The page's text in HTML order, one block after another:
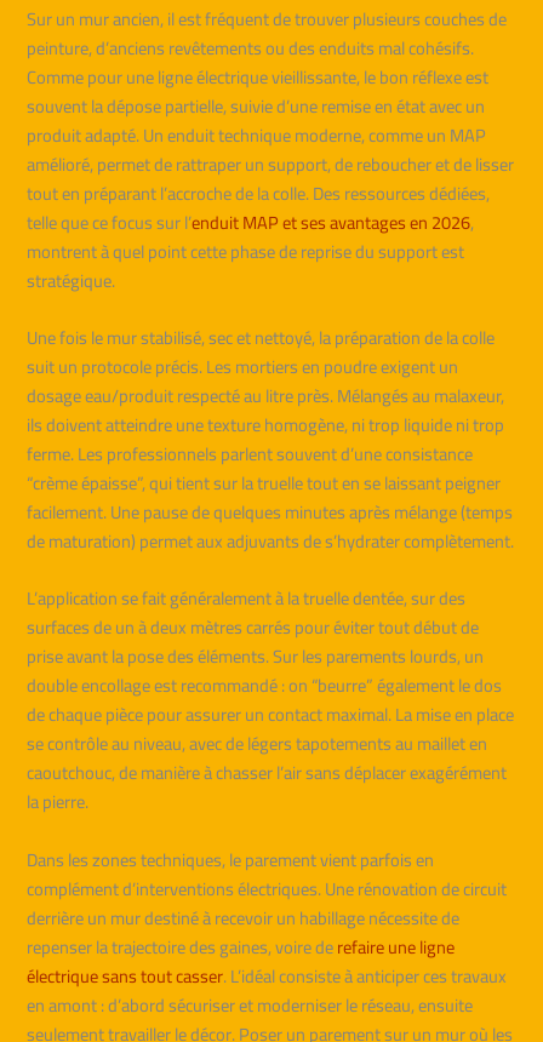
Sur un mur ancien, il est fréquent de trouver plusieurs couches de
peinture, d’anciens revêtements ou des enduits mal cohésifs.
Comme pour une ligne électrique vieillissante, le bon réflexe est
souvent la dépose partielle, suivie d’une remise en état avec un
produit adapté. Un enduit technique moderne, comme un MAP
amélioré, permet de rattraper un support, de reboucher et de lisser
tout en préparant l’accroche de la colle. Des ressources dédiées,
telle que ce focus sur l’enduit MAP et ses avantages en 2026,
montrent à quel point cette phase de reprise du support est
stratégique.
Une fois le mur stabilisé, sec et nettoyé, la préparation de la colle
suit un protocole précis. Les mortiers en poudre exigent un
dosage eau/produit respecté au litre près. Mélangés au malaxeur,
ils doivent atteindre une texture homogène, ni trop liquide ni trop
ferme. Les professionnels parlent souvent d’une consistance
“crème épaisse”, qui tient sur la truelle tout en se laissant peigner
facilement. Une pause de quelques minutes après mélange (temps
de maturation) permet aux adjuvants de s’hydrater complètement.
L’application se fait généralement à la truelle dentée, sur des
surfaces de un à deux mètres carrés pour éviter tout début de
prise avant la pose des éléments. Sur les parements lourds, un
double encollage est recommandé : on “beurre” également le dos
de chaque pièce pour assurer un contact maximal. La mise en place
se contrôle au niveau, avec de légers tapotements au maillet en
caoutchouc, de manière à chasser l’air sans déplacer exagérément
la pierre.
Dans les zones techniques, le parement vient parfois en
complément d’interventions électriques. Une rénovation de circuit
derrière un mur destiné à recevoir un habillage nécessite de
repenser la trajectoire des gaines, voire derefaire une ligne
électrique sans tout casser. L’idéal consiste à anticiper ces travaux
en amont : d’abord sécuriser et moderniser le réseau, ensuite
seulement travailler le décor. Poser un parement sur un mur où les